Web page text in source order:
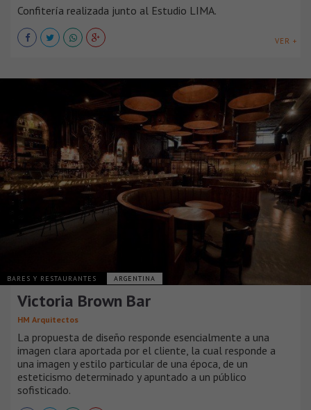
Confitería realizada junto al Estudio LIMA.
VER +
BARES Y RESTAURANTES ARGENTINA
Victoria Brown Bar
HM Arquitectos
La propuesta de diseño responde esencialmente a una
imagen clara aportada por el cliente, la cual responde a
una imagen y estilo particular de una época, de un
esteticismo determinado y apuntado a un público
sofisticado.